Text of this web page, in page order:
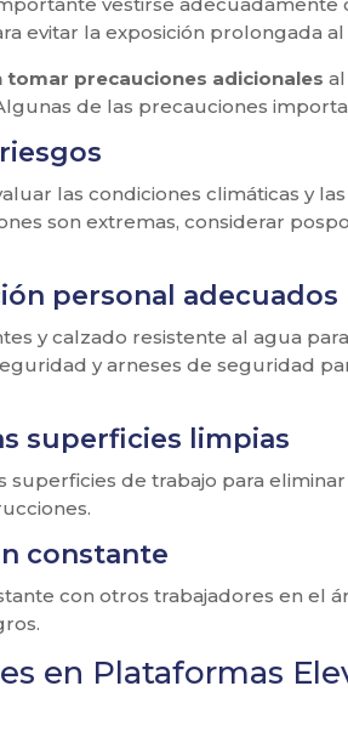
evitar la exposición prolongada al
precauciones adicionales
de las precauciones
las condiciones climáticas y
son extremas, considerar
personal adecuados
y calzado resistente al agua
y arneses de seguridad
superficies limpias
de trabajo para eliminar
constante
con otros trabajadores en el
en Plataformas